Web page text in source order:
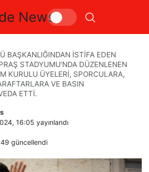
News
Beşiktaş Kulübü’ne
BAŞKANLIĞINDAN İSTİFA EDEN
STADYUMU’NDA DÜZENLENEN
KURULU ÜYELERİ, SPORCULARA,
VE BASIN
ETTİ.
16:05 yayınlandı
güncellendi